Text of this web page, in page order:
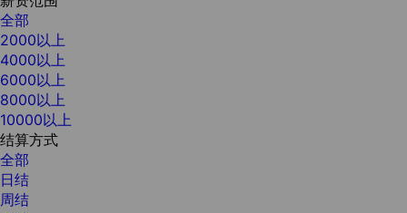
全部
2000以上
4000以上
6000以上
8000以上
10000以上
结算方式
全部
日结
周结